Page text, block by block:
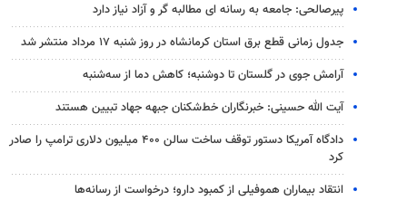
پیرصالحی: جامعه به رسانه ای مطالبه گر و آزاد نیاز دارد
جدول زمانی قطع برق استان کرمانشاه در روز شنبه ۱۷ مرداد منتشر شد
آرامش جوی در گلستان تا دوشنبه؛ کاهش دما از سه‌شنبه
آیت الله حسینی: خبرنگاران خط‌شکنان جبهه جهاد تبیین هستند
دادگاه آمریکا دستور توقف ساخت سالن ۴۰۰ میلیون دلاری ترامپ را صادر
کرد
انتقاد بیماران هموفیلی از کمبود دارو؛ درخواست از رسانه‌ها